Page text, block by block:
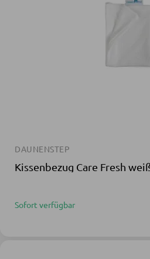
DAUNENSTEP
Kissenbezug Care Fresh
Sofort verfügbar